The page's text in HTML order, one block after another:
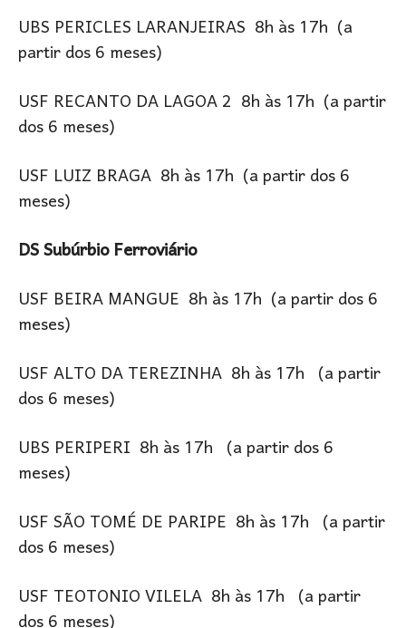
UBS PERICLES LARANJEIRAS 8h às 17h (a
partir dos 6 meses)
USF RECANTO DA LAGOA 2 8h às 17h (a partir
dos 6 meses)
USF LUIZ BRAGA 8h às 17h (a partir dos 6
meses)
DS Subúrbio Ferroviário
USF BEIRA MANGUE 8h às 17h (a partir dos 6
meses)
USF ALTO DA TEREZINHA 8h às 17h (a partir
dos 6 meses)
UBS PERIPERI 8h às 17h (a partir dos 6
meses)
USF SÃO TOMÉ DE PARIPE 8h às 17h (a partir
dos 6 meses)
USF TEOTONIO VILELA 8h às 17h (a partir